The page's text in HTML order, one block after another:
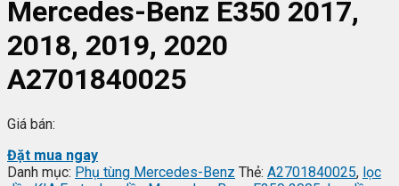
Mercedes-Benz E350 2017,
2018, 2019, 2020
A2701840025
Giá bán:
Đặt mua ngay
Danh mục: Phụ tùng Mercedes-Benz Thẻ: A2701840025, lọc